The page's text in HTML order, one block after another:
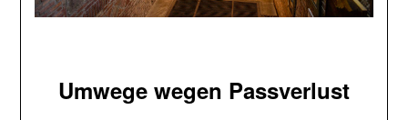
Umwege wegen Passverlust